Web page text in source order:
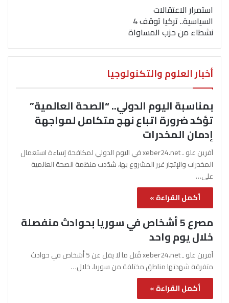
استمرار الاعتقالات
السياسية.. تركيا توقف 4
نشطاء من حزب المساواة
أخبار العلوم والتكنولوجيا
بمناسبة اليوم الدولي.. “الصحة العالمية”
تؤكد ضرورة اتباع نهج متكامل لمواجهة
إدمان المخدرات
آفرين علو ـ xeber24.net في اليوم الدولي لمكافحة إساءة استعمال
المخدرات والإتجار غير المشروع بها، شدّدت منظمة الصحة العالمية
على…
أكمل القراءة »
مصرع 5 أشخاص في سوريا بحوادث منفصلة
خلال يوم واحد
آفرين علو ـ xeber24.net قُتل ما لا يقل عن 5 أشخاص في حوادث
متفرقة شهدتها مناطق مختلفة من سوريا، خلال…
أكمل القراءة »